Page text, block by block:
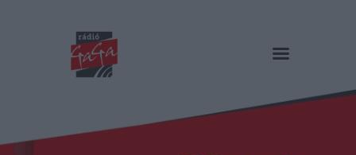
RÁDIÓ GAGA
Műsorok